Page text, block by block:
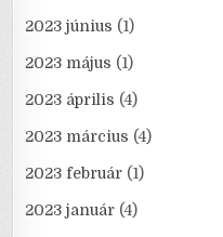
2023 június (1)
2023 május (1)
2023 április (4)
2023 március (4)
2023 február (1)
2023 január (4)